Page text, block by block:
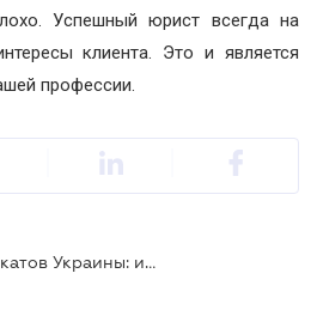
Успешный юрист всегда на
клиента. Это и является
профессии.
15 лет Ассоциации адвокатов Украины: интервью Председателя Наблюдательного совета ААУ для ЛІГА:ЗАКОН